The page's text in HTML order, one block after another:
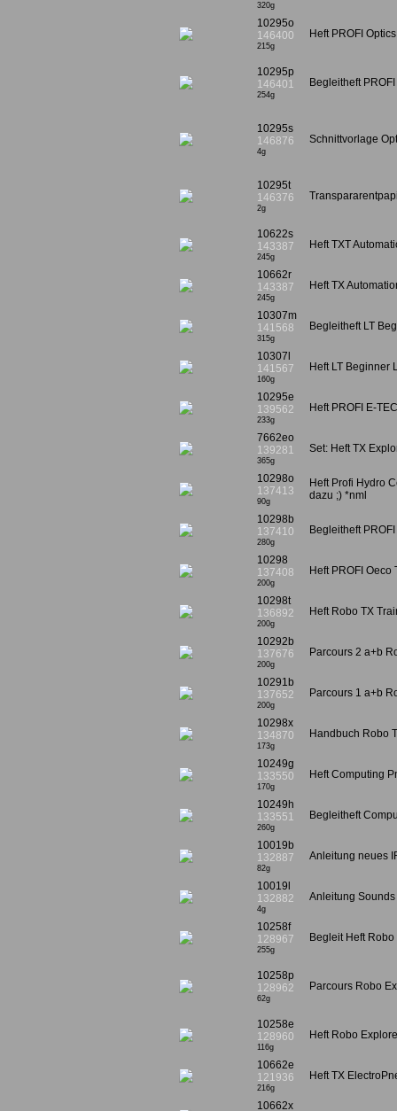
320g
10295o
146400
215g
Heft PROFI
10295p
146401
254g
Begleitheft
10295s
146876
4g
Schnittvorlage
10295t
146376
2g
10622s
143387
245g
Heft TXT
10662r
143387
245g
Heft TX
10307m
141568
315g
Begleitheft LT
10307l
141567
160g
Heft LT Beginner
10295e
139562
233g
Heft PROFI E-
7662eo
139281
365g
Set: Heft TX
10298o
137413
90g
Heft Profi Hydro
dazu ;) *nml
10298b
137410
280g
Begleitheft
10298
137408
200g
Heft PROFI
10298t
136892
200g
Heft Robo TX
10292b
137676
200g
Parcours 2 a+b
10291b
137652
200g
Parcours 1 a+b
10298x
134870
173g
Handbuch Robo
10249g
133550
170g
Heft Computing
10249h
133551
260g
Begleitheft
10019b
132887
82g
Anleitung neues
10019l
132882
4g
Anleitung
10258f
128967
255g
Begleit Heft
10258p
128962
62g
Parcours Robo
10258e
128960
116g
Heft Robo
10662e
121936
216g
Heft TX
10662x